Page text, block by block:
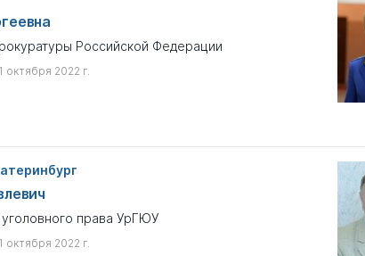
Российской Федерации
2022 г.
права УрГЮУ
2022 г.